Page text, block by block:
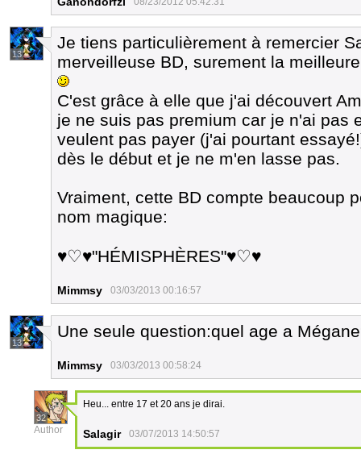
13
Je tiens particulièrement à remercier
merveilleuse BD, surement la
C'est grâce à elle que j'ai découvert
je ne suis pas premium car je n'ai pas
veulent pas payer (j'ai pourtant
dès le début et je ne m'en lasse pas.
Vraiment, cette BD compte beaucoup
nom magique:
♥♡♥"HÉMISPHÈRES"♥♡♥
Mimmsy 03/03/2013 00:16:57
13
Une seule question:quel age a
Mimmsy 03/03/2013 00:58:24
32
Author
Heu... entre 17 et 20 ans je dirai.
Salagir 03/07/2013 14:50:57